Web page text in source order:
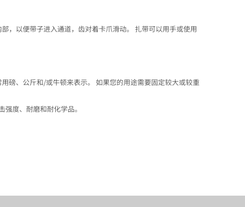
，以便带子进入通道，齿对着卡爪滑动。 扎带可以用手或使用
磅、公斤和/或牛顿来表示。 如果您的用途需要固定较大或较重
度、耐磨和耐化学品。